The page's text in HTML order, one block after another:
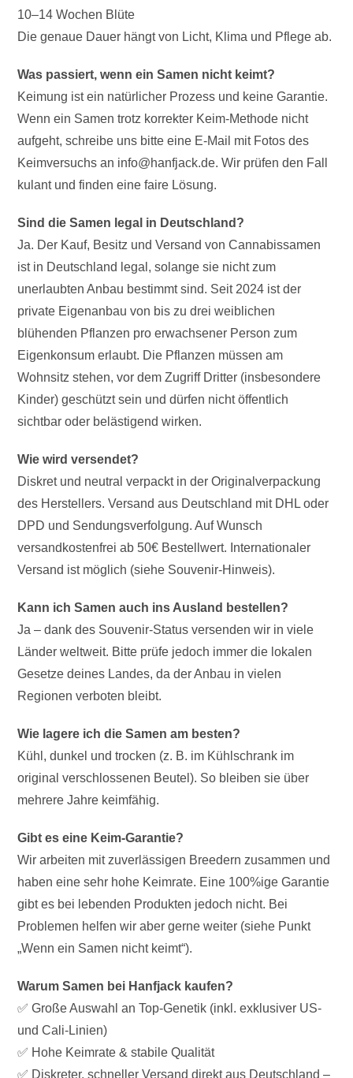
10–14 Wochen Blüte
Die genaue Dauer hängt von Licht, Klima und Pflege ab.
Was passiert, wenn ein Samen nicht keimt?
Keimung ist ein natürlicher Prozess und keine Garantie.
Wenn ein Samen trotz korrekter Keim-Methode nicht
aufgeht, schreibe uns bitte eine E-Mail mit Fotos des
Keimversuchs an info@hanfjack.de. Wir prüfen den Fall
kulant und finden eine faire Lösung.
Sind die Samen legal in Deutschland?
Ja. Der Kauf, Besitz und Versand von Cannabissamen
ist in Deutschland legal, solange sie nicht zum
unerlaubten Anbau bestimmt sind. Seit 2024 ist der
private Eigenanbau von bis zu drei weiblichen
blühenden Pflanzen pro erwachsener Person zum
Eigenkonsum erlaubt. Die Pflanzen müssen am
Wohnsitz stehen, vor dem Zugriff Dritter (insbesondere
Kinder) geschützt sein und dürfen nicht öffentlich
sichtbar oder belästigend wirken.
Wie wird versendet?
Diskret und neutral verpackt in der Originalverpackung
des Herstellers. Versand aus Deutschland mit DHL oder
DPD und Sendungsverfolgung. Auf Wunsch
versandkostenfrei ab 50€ Bestellwert. Internationaler
Versand ist möglich (siehe Souvenir-Hinweis).
Kann ich Samen auch ins Ausland bestellen?
Ja – dank des Souvenir-Status versenden wir in viele
Länder weltweit. Bitte prüfe jedoch immer die lokalen
Gesetze deines Landes, da der Anbau in vielen
Regionen verboten bleibt.
Wie lagere ich die Samen am besten?
Kühl, dunkel und trocken (z. B. im Kühlschrank im
original verschlossenen Beutel). So bleiben sie über
mehrere Jahre keimfähig.
Gibt es eine Keim-Garantie?
Wir arbeiten mit zuverlässigen Breedern zusammen und
haben eine sehr hohe Keimrate. Eine 100%ige Garantie
gibt es bei lebenden Produkten jedoch nicht. Bei
Problemen helfen wir aber gerne weiter (siehe Punkt
„Wenn ein Samen nicht keimt“).
Warum Samen bei Hanfjack kaufen?
✅ Große Auswahl an Top-Genetik (inkl. exklusiver US-
und Cali-Linien)
✅ Hohe Keimrate & stabile Qualität
✅ Diskreter, schneller Versand direkt aus Deutschland –